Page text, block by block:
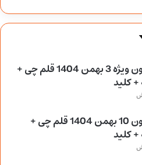
دانلود آزمون ویژه 3 بهمن 1404 قلم چی +
کلید
دانلود آزمون 10 بهمن 1404 قلم چی +
کلید